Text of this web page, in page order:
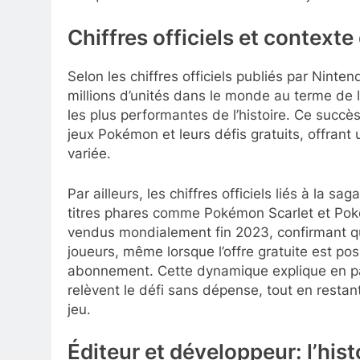
Chiffres officiels et contexte
Selon les chiffres officiels publiés par
millions d’unités dans le monde au terme de
les plus performantes de l’histoire. Ce
jeux Pokémon et leurs défis gratuits, offrant
variée.
Par ailleurs, les chiffres officiels liés à la
titres phares comme Pokémon Scarlet et
vendus mondialement fin 2023, confirmant
joueurs, même lorsque l’offre gratuite est
abonnement. Cette dynamique explique en
relèvent le défi sans dépense, tout en
jeu.
Éditeur et développeur: